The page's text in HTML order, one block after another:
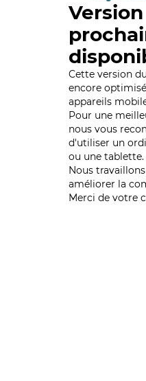
Cette version
encore
appareils
Pour une
nous vous
d'utiliser un
ou une tablette.
Nous
améliorer la
Merci de votre